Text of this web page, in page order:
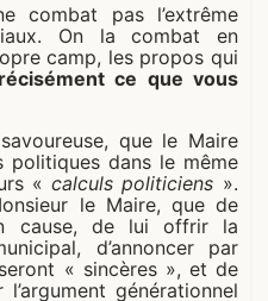
combat pas l’extrême
On la combat en
camp, les propos qui
ce que vous
que le Maire
politiques dans le même
« calculs politiciens ».
le Maire, que de
cause, de lui offrir la
d’annoncer par
« sincères », et de
générationnel